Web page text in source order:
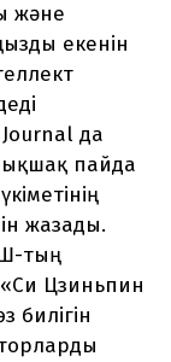
және
екенін
да
пайда
жазады.
тың
Цзиньпин
билігін